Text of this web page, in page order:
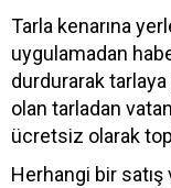
Tarla kenarına
uygulamadan
durdurarak tarlaya
olan tarladan
ücretsiz olarak
Herhangi bir